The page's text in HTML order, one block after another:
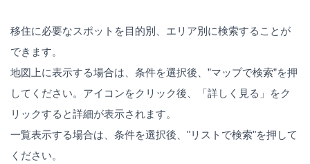
移住に必要なスポットを目的別、エリア別に検索することが
できます。
地図上に表示する場合は、条件を選択後、”マップで検索”を押
してください。アイコンをクリック後、「詳しく見る」をク
リックすると詳細が表示されます。
一覧表示する場合は、条件を選択後、"リストで検索"を押して
ください。